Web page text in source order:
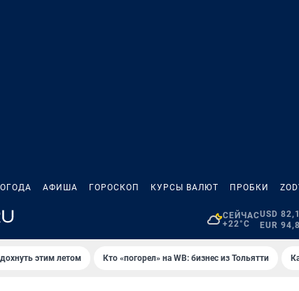
АФИША ГОРОСКОП КУРСЫ ВАЛЮТ ПРОБКИ
СЕЙЧАС
+22°C
USD
EUR
этим летом Кто «погорел» на WB: бизнес из Тольятти